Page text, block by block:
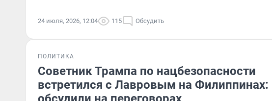
24 июля, 2026, 12:04 115 Обсудить
ПОЛИТИКА
Советник Трампа по нацбезопасности
встретился с Лавровым на Филиппинах: